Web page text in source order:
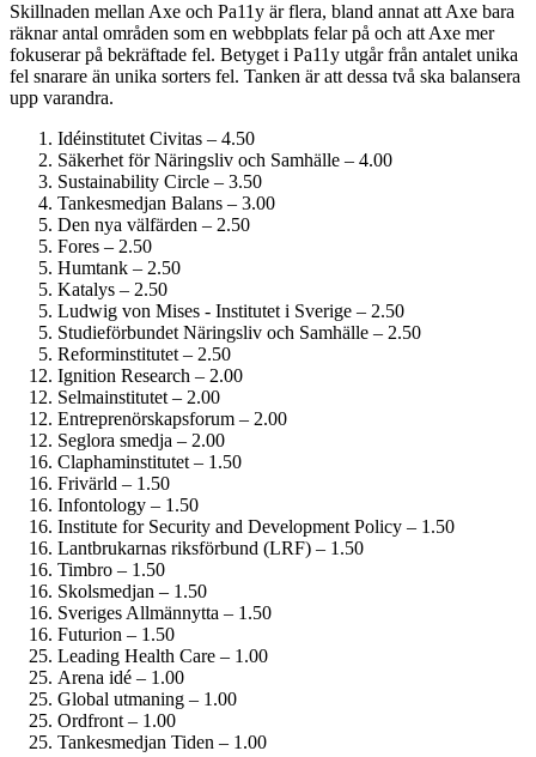
Skillnaden mellan Axe och Pa11y är flera, bland annat att Axe bara
räknar antal områden som en webbplats felar på och att Axe mer
fokuserar på bekräftade fel. Betyget i Pa11y utgår från antalet unika
fel snarare än unika sorters fel. Tanken är att dessa två ska balansera
upp varandra.
Idéinstitutet Civitas – 4.50
Säkerhet för Näringsliv och Samhälle – 4.00
Sustainability Circle – 3.50
Tankesmedjan Balans – 3.00
Den nya välfärden – 2.50
Fores – 2.50
Humtank – 2.50
Katalys – 2.50
Ludwig von Mises - Institutet i Sverige – 2.50
Studie­förbundet Näringsliv och Samhälle – 2.50
Reform­institutet – 2.50
Ignition Research – 2.00
Selmainstitutet – 2.00
Entreprenörskaps­forum – 2.00
Seglora smedja – 2.00
Clapham­institutet – 1.50
Frivärld – 1.50
Infontology – 1.50
Institute for Security and Development Policy – 1.50
Lantbrukarnas riksförbund (LRF) – 1.50
Timbro – 1.50
Skolsmedjan – 1.50
Sveriges Allmännytta – 1.50
Futurion – 1.50
Leading Health Care – 1.00
Arena idé – 1.00
Global utmaning – 1.00
Ordfront – 1.00
Tankesmedjan Tiden – 1.00